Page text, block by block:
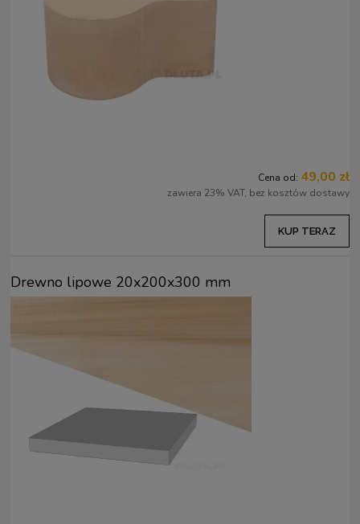
Cena od: 49,00 zł
zawiera 23% VAT, bez kosztów dostawy
KUP TERAZ
Drewno lipowe 20x200x300 mm